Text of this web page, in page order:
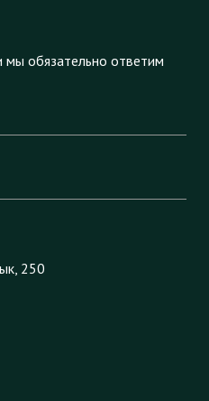
мы обязательно ответим
250